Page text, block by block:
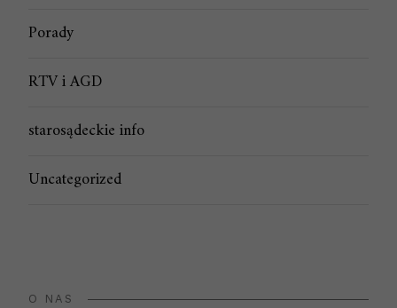
Porady
RTV i AGD
starosądeckie info
Uncategorized
O NAS